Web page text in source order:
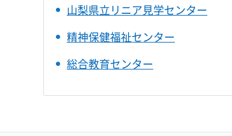
山梨県立リニア見学センター
精神保健福祉センター
総合教育センター